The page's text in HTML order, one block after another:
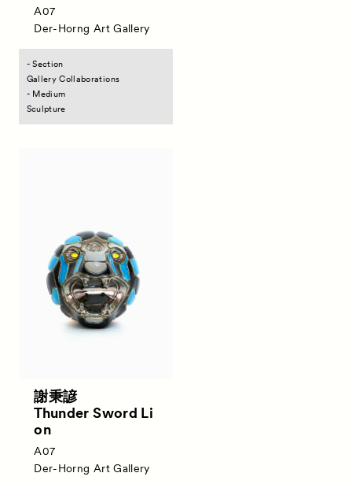
Press
Contact
A07
Der-Horng Art Gallery
- Section
Gallery Collaborations
- Medium
Sculpture
謝秉諺
Thunder Sword Li
on
A07
Der-Horng Art Gallery